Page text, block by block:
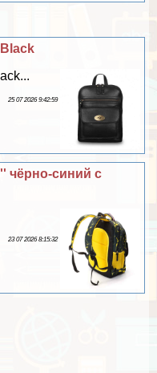
25 07 2026 9:42:59
чёрно-синий с
23 07 2026 8:15:32